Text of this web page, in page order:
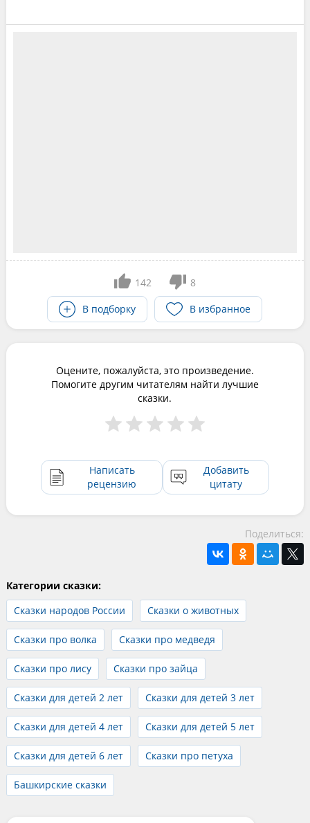
142
8
В подборку
В избранное
Оцените, пожалуйста, это произведение.
Помогите другим читателям найти лучшие
сказки.
Написать
рецензию
Добавить
цитату
Поделиться:
Категории сказки:
Сказки народов России
Сказки о животных
Сказки про волка Сказки про медведя
Сказки про лису Сказки про зайца
Сказки для детей 2 лет Сказки для детей 3 лет
Сказки для детей 4 лет Сказки для детей 5 лет
Сказки для детей 6 лет Сказки про петуха
Башкирские сказки